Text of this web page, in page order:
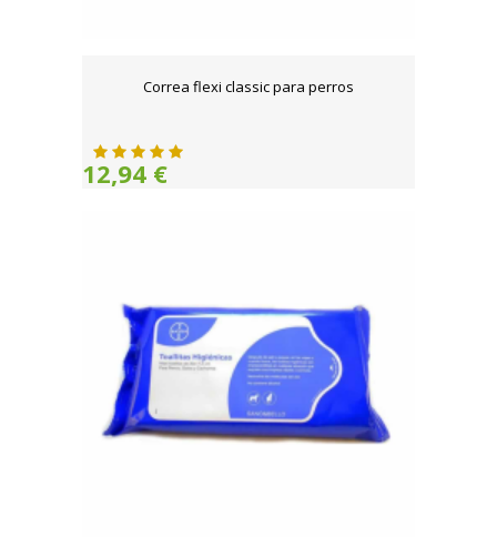
Correa flexi classic para perros
12,94 €